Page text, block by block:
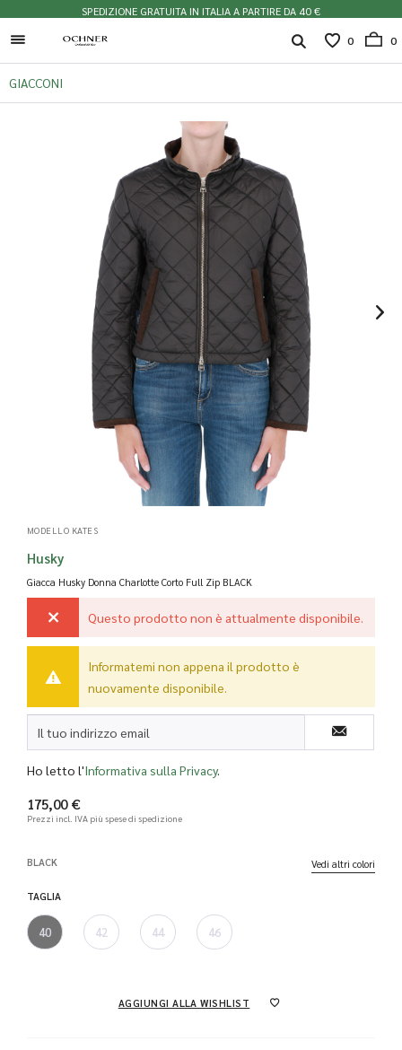
SPEDIZIONE GRATUITA IN ITALIA A PARTIRE DA 40 €
0 0
GIACCONI
MODELLO KATES
Husky
Giacca Husky Donna Charlotte Corto Full Zip BLACK
Questo prodotto non è attualmente disponibile.
Informatemi non appena il prodotto è
nuovamente disponibile.
Ho letto l'Informativa sulla Privacy.
175,00 €
Prezzi incl. IVA più spese di spedizione
BLACK Vedi altri colori
TAGLIA
40 42 44 46
AGGIUNGI ALLA WISHLIST